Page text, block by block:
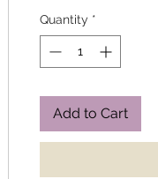
Quantity *
Add to Cart